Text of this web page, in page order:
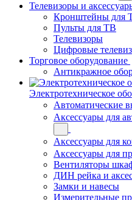
Телевизоры и
Кронштейны для
Пульты для ТВ
Телевизоры
Цифровые
Торговое оборудование
Антикражное
Электротехническое
Автоматические
Аксессуары для
Аксессуары для
Аксессуары для
Вентиляторы
ДИН рейка и
Замки и навесы
Измерительные